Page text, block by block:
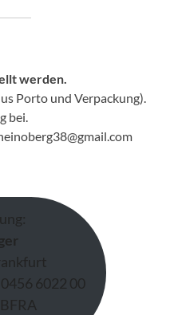
werden.
Porto und Verpackung).
bei.
6022 00